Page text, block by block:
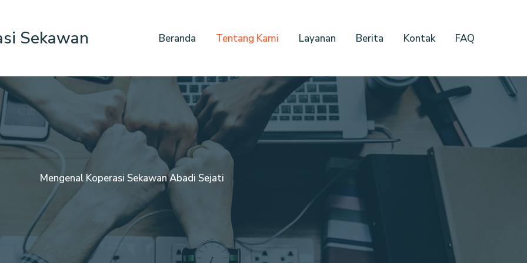
Sekawan Beranda Tentang Kami Layanan Berita Kontak FAQ
Mengenal Koperasi Sekawan Abadi Sejati